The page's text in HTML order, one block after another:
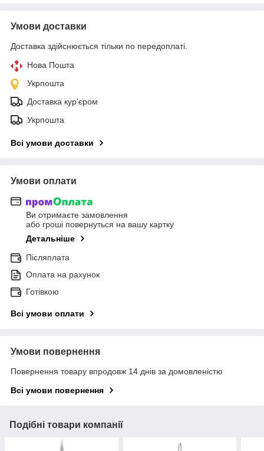
Умови доставки
Доставка здійснюється тільки по передоплаті.
Нова Пошта
Укрпошта
Доставка кур'єром
Укрпошта
Всі умови доставки
Умови оплати
Ви отримаєте замовлення
або гроші повернуться на вашу картку
Детальніше
Післяплата
Оплата на рахунок
Готівкою
Всі умови оплати
Умови повернення
Повернення товару впродовж 14 днів за домовленістю
Всі умови повернення
Подібні товари компанії